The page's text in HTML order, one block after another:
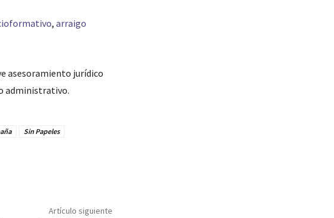
, arraigo
asesoramiento jurídico
administrativo.
Sin Papeles
Artículo siguiente